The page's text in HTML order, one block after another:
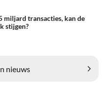
miljard transacties, kan de
stijgen?
nieuws